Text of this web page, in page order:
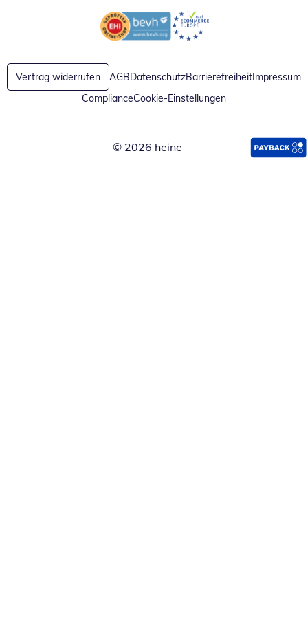
Öffnet in neuem FensterÖffnet in neuem Fenster
Vertrag widerrufen AGBDatenschutzBarrierefreiheitImpressum
ComplianceCookie-Einstellungen
© 2026 heine